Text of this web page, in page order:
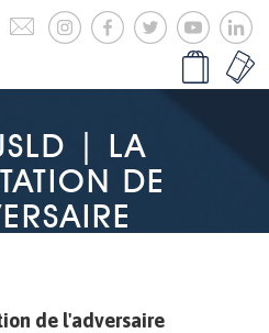
| LA
DE
de l'adversaire